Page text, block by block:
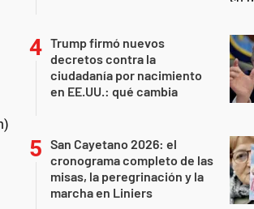
Trump firmó nuevos
decretos contra la
ciudadanía por nacimiento
en EE.UU.: qué cambia
San Cayetano 2026: el
cronograma completo de las
misas, la peregrinación y la
marcha en Liniers